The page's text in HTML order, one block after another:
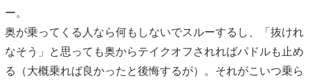
ー。
奥が乗ってくる人なら何もしないでスルーするし、「抜けれ
なそう」と思っても奥からテイクオフされればパドルも止め
る（大概乗れば良かったと後悔するが）。それがこいつ乗ら